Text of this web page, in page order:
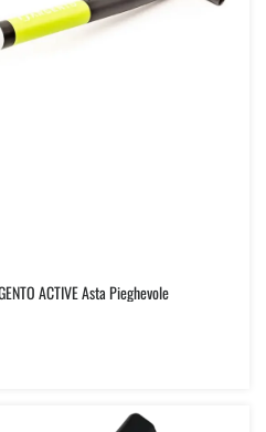
ACTIVE Asta Pieghevole